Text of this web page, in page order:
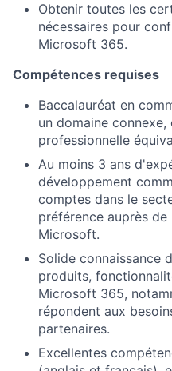
Obtenir toutes les
nécessaires pour
Microsoft 365.
Compétences requises
Baccalauréat en
un domaine
professionnelle
Au moins 3 ans
développement
comptes dans le
préférence auprès
Microsoft.
Solide connaissance
produits,
Microsoft 365,
répondent aux
partenaires.
Excellentes